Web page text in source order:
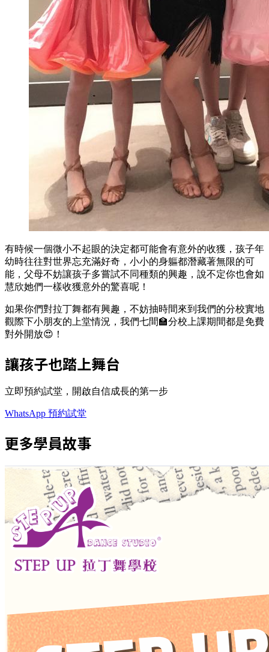
有時候一個微小不起眼的決定都可能會有意外的收獲，孩子年
幼時往往對世界忘充滿好奇，小小的身軀都潛藏著無限的可
能，父母不妨讓孩子多嘗試不同種類的興趣，說不定你也會如
慧欣她們一樣收獲意外的驚喜呢！
如果你們對拉丁舞都有興趣，不妨抽時間來到我們的分校實地
觀際下小朋友的上堂情況，我們七間🏫分校上課期間都是免費
對外開放😍！
讓孩子也踏上舞台
立即預約試堂，開啟自信成長的第一步
WhatsApp 預約試堂
更多學員故事